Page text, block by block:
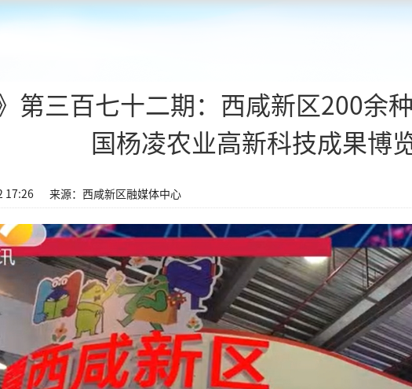
第三百七十二期：西咸新区200余
国杨凌农业高新科技成果博
17:26 来源：西咸新区融媒体中心